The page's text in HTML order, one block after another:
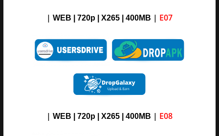
| WEB | 720p | X265 | 400M B | E07
| WEB | 720p | X265 | 400M B | E08